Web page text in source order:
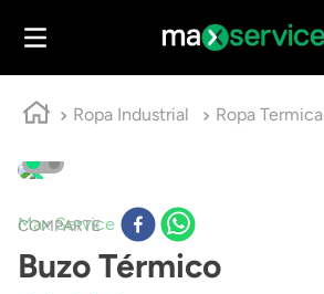
Ropa Industrial Ropa Termica
COMPARTE
Max Service
Buzo Térmico